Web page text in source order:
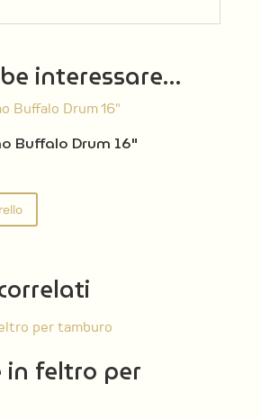
interessare…
Buffalo Drum 16″
feltro per